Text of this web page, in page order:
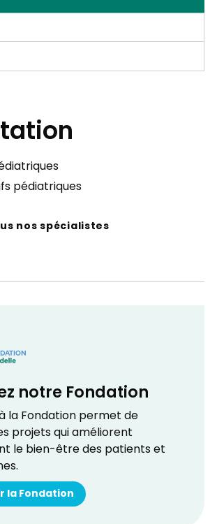
pédiatriques
nos spécialistes
notre Fondation
la Fondation permet de
projets qui améliorent
le bien-être des patients et
la Fondation